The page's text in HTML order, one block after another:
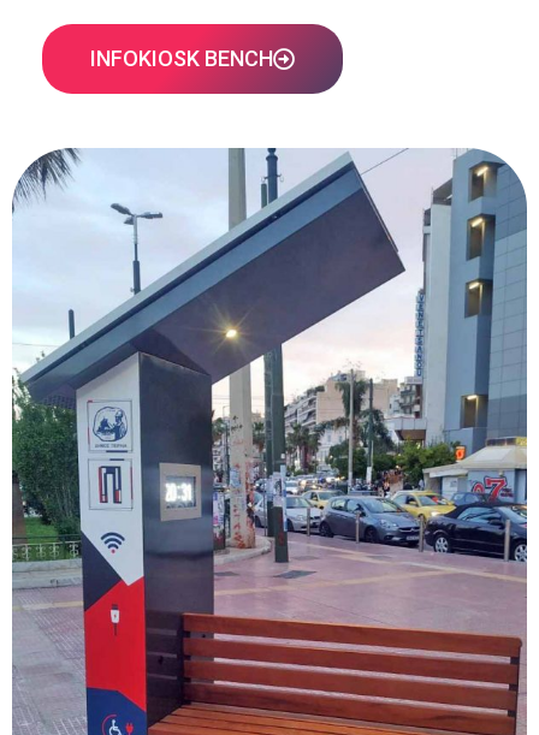
INFOKIOSK BENCH